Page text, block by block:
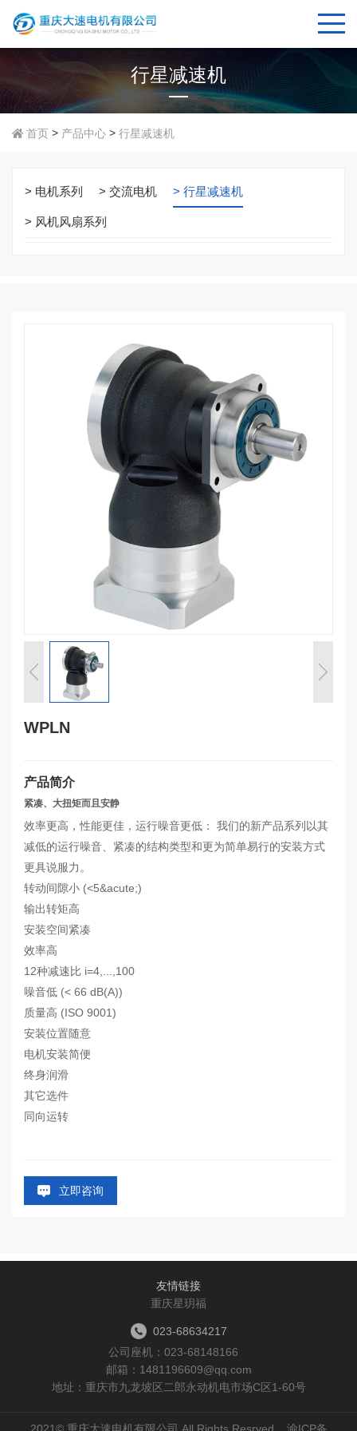
行星减速机
首页 > 产品中心 > 行星减速机
> 电机系列 > 交流电机 > 行星减速机
> 风机风扇系列
WPLN
产品简介
紧凑、大扭矩而且安静
效率更高，性能更佳，运行噪音更低： 我们的新产品系列以其
减低的运行噪音、紧凑的结构类型和更为简单易行的安装方式
更具说服力。
转动间隙小 (<5&acute;)
输出转矩高
安装空间紧凑
效率高
12种减速比 i=4,...,100
噪音低 (< 66 dB(A))
质量高 (ISO 9001)
安装位置随意
电机安装简便
终身润滑
其它选件
同向运转
立即咨询
023-68634217
公司座机： 023-68148166
邮箱：1481196609@qq.com
地址：重庆市九龙坡区二郎永动机电市场C区1-60号
友情链接
重庆星玥福